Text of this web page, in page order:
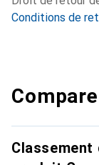
Conditions de
Classement